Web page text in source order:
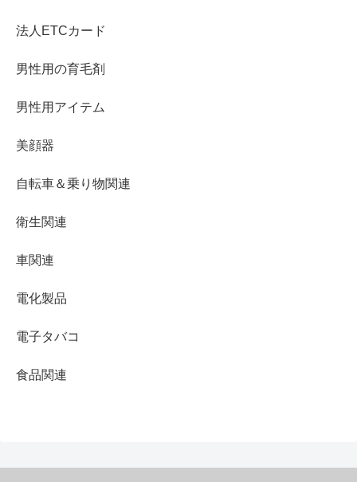
法人ETCカード
男性用の育毛剤
男性用アイテム
美顔器
自転車＆乗り物関連
衛生関連
車関連
電化製品
電子タバコ
食品関連